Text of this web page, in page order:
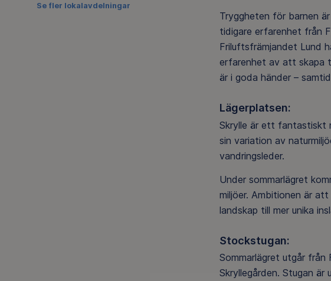
Se fler lokalavdelningar
Tryggheten för barnen
tidigare erfarenhet från
Friluftsfrämjandet Lund
erfarenhet av att skapa
är i goda händer –
Lägerplatsen:
Skrylle är ett fantastiskt
sin variation av
vandringsleder.
Under sommarlägret
miljöer. Ambitionen är
landskap till mer unika
Stockstugan:
Sommarlägret utgår
Skryllegården. Stugan